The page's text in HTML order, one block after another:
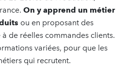
On y apprend un métier
ou en proposant des
de réelles commandes clients.
variées, pour que les
qui recrutent.